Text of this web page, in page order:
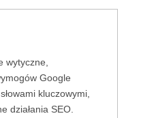
wytyczne,
Google
kluczowymi,
działania SEO.